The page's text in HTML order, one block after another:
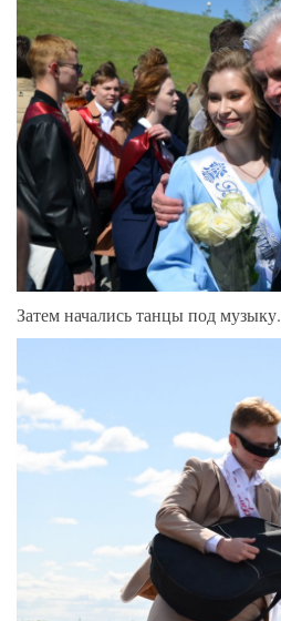
Затем начались танцы под музыку.